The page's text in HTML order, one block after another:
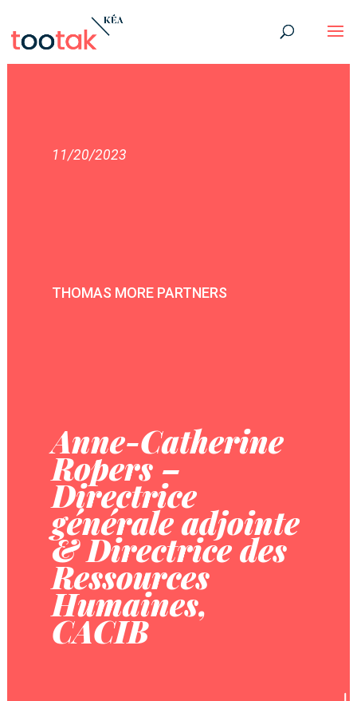
11/20/2023
THOMAS MORE PARTNERS
Anne-Catherine
Ropers –
Directrice
générale adjointe
& Directrice des
Ressources
Humaines,
CACIB